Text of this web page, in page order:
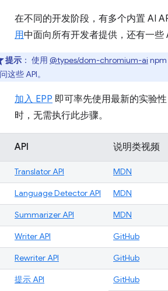
在不同的开发阶段，有多个内置 AI
用中面向所有开发者提供，还有一些
提示 ： 使用 @types/dom-chromium-ai npm
这些 API。
加入 EPP 即可率先使用最新的实验
时，无需执行此步骤。
API 说明类视频
Translator API MDN
Language Detector API MDN
Summarizer API MDN
Writer API GitHub
Rewriter API GitHub
提示 API GitHub